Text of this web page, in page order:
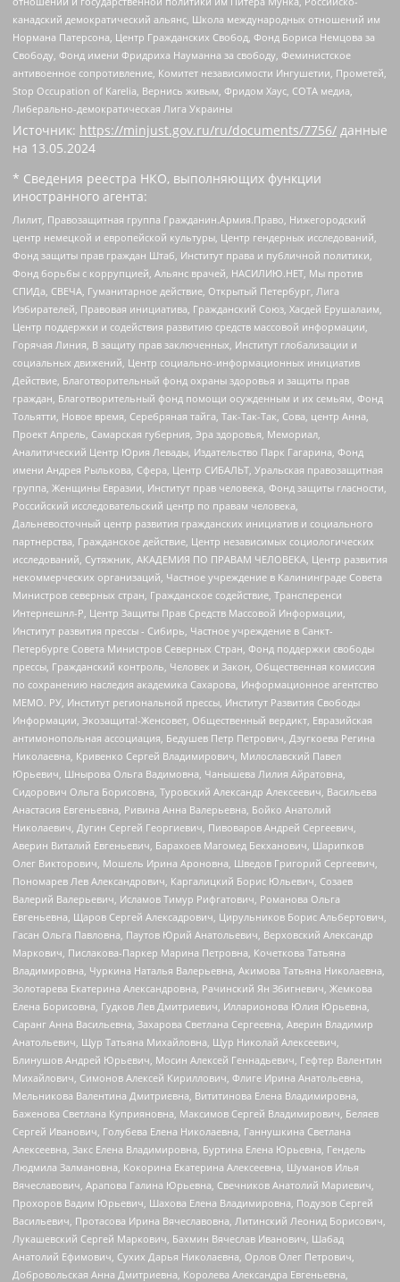
канадский демократический альянс, Школа международных отношений им
Нормана Патерсона, Центр Гражданских Свобод, Фонд Бориса Немцова за
Свободу, Фонд имени Фридриха Науманна за свободу, Феминистское
антивоенное сопротивление, Комитет независимости Ингушетии, Прометей,
Stop Occupation of Karelia, Вернись живым, Фридом Хаус, СОТА медиа,
Либерально-демократическая Лига Украины
Источник: https://minjust.gov.ru/ru/documents/7756/ данные
на 13.05.2024
* Сведения реестра НКО, выполняющих функции
иностранного агента:
Лилит, Правозащитная группа Гражданин.Армия.Право, Нижегородский
центр немецкой и европейской культуры, Центр гендерных исследований,
Фонд защиты прав граждан Штаб, Институт права и публичной политики,
Фонд борьбы с коррупцией, Альянс врачей, НАСИЛИЮ.НЕТ, Мы против
СПИДа, СВЕЧА, Гуманитарное действие, Открытый Петербург, Лига
Избирателей, Правовая инициатива, Гражданский Союз, Хасдей Ерушалаим,
Центр поддержки и содействия развитию средств массовой информации,
Горячая Линия, В защиту прав заключенных, Институт глобализации и
социальных движений, Центр социально-информационных инициатив
Действие, Благотворительный фонд охраны здоровья и защиты прав
граждан, Благотворительный фонд помощи осужденным и их семьям, Фонд
Тольятти, Новое время, Серебряная тайга, Так-Так-Так, Сова, центр Анна,
Проект Апрель, Самарская губерния, Эра здоровья, Мемориал,
Аналитический Центр Юрия Левады, Издательство Парк Гагарина, Фонд
имени Андрея Рылькова, Сфера, Центр СИБАЛЬТ, Уральская правозащитная
группа, Женщины Евразии, Институт прав человека, Фонд защиты гласности,
Российский исследовательский центр по правам человека,
Дальневосточный центр развития гражданских инициатив и социального
партнерства, Гражданское действие, Центр независимых социологических
исследований, Сутяжник, АКАДЕМИЯ ПО ПРАВАМ ЧЕЛОВЕКА, Центр развития
некоммерческих организаций, Частное учреждение в Калининграде Совета
Министров северных стран, Гражданское содействие, Трансперенси
Интернешнл-Р, Центр Защиты Прав Средств Массовой Информации,
Институт развития прессы - Сибирь, Частное учреждение в Санкт-
Петербурге Совета Министров Северных Стран, Фонд поддержки свободы
прессы, Гражданский контроль, Человек и Закон, Общественная комиссия
по сохранению наследия академика Сахарова, Информационное агентство
МЕМО. РУ, Институт региональной прессы, Институт Развития Свободы
Информации, Экозащита!-Женсовет, Общественный вердикт, Евразийская
антимонопольная ассоциация, Бедушев Петр Петрович, Дзугкоева Регина
Николаевна, Кривенко Сергей Владимирович, Милославский Павел
Юрьевич, Шнырова Ольга Вадимовна, Чанышева Лилия Айратовна,
Сидорович Ольга Борисовна, Туровский Александр Алексеевич, Васильева
Анастасия Евгеньевна, Ривина Анна Валерьевна, Бойко Анатолий
Николаевич, Дугин Сергей Георгиевич, Пивоваров Андрей Сергеевич,
Аверин Виталий Евгеньевич, Барахоев Магомед Бекханович, Шарипков
Олег Викторович, Мошель Ирина Ароновна, Шведов Григорий Сергеевич,
Пономарев Лев Александрович, Каргалицкий Борис Юльевич, Созаев
Валерий Валерьевич, Исламов Тимур Рифгатович, Романова Ольга
Евгеньевна, Щаров Сергей Алексадрович, Цирульников Борис Альбертович,
Гасан Ольга Павловна, Паутов Юрий Анатольевич, Верховский Александр
Маркович, Пислакова-Паркер Марина Петровна, Кочеткова Татьяна
Владимировна, Чуркина Наталья Валерьевна, Акимова Татьяна Николаевна,
Золотарева Екатерина Александровна, Рачинский Ян Збигневич, Жемкова
Елена Борисовна, Гудков Лев Дмитриевич, Илларионова Юлия Юрьевна,
Саранг Анна Васильевна, Захарова Светлана Сергеевна, Аверин Владимир
Анатольевич, Щур Татьяна Михайловна, Щур Николай Алексеевич,
Блинушов Андрей Юрьевич, Мосин Алексей Геннадьевич, Гефтер Валентин
Михайлович, Симонов Алексей Кириллович, Флиге Ирина Анатольевна,
Мельникова Валентина Дмитриевна, Вититинова Елена Владимировна,
Баженова Светлана Куприяновна, Максимов Сергей Владимирович, Беляев
Сергей Иванович, Голубева Елена Николаевна, Ганнушкина Светлана
Алексеевна, Закс Елена Владимировна, Буртина Елена Юрьевна, Гендель
Людмила Залмановна, Кокорина Екатерина Алексеевна, Шуманов Илья
Вячеславович, Арапова Галина Юрьевна, Свечников Анатолий Мариевич,
Прохоров Вадим Юрьевич, Шахова Елена Владимировна, Подузов Сергей
Васильевич, Протасова Ирина Вячеславовна, Литинский Леонид Борисович,
Лукашевский Сергей Маркович, Бахмин Вячеслав Иванович, Шабад
Анатолий Ефимович, Сухих Дарья Николаевна, Орлов Олег Петрович,
Добровольская Анна Дмитриевна, Королева Александра Евгеньевна,